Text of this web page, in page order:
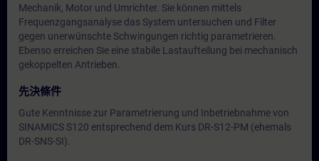
Mechanik, Motor und Umrichter. Sie können mittels
Frequenzgangsanalyse das System untersuchen und Filter
gegen unerwünschte Schwingungen richtig parametrieren.
Ebenso erreichen Sie eine stabile Lastaufteilung bei mechanisch
gekoppelten Antrieben.
先決條件
Gute Kenntnisse zur Parametrierung und Inbetriebnahme von
SINAMICS S120 entsprechend dem Kurs DR-S12-PM (ehemals
DR-SNS-SI).